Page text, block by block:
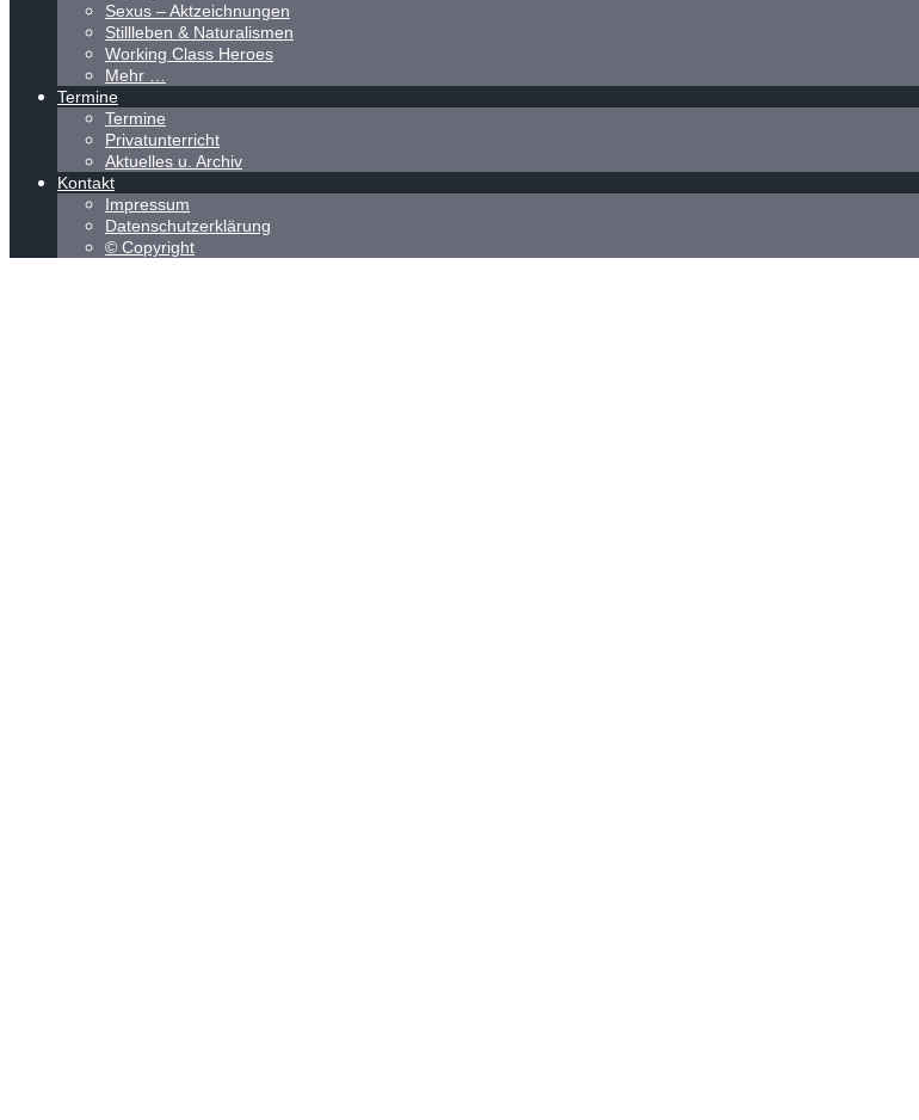
Sexus – Aktzeichnungen
Stillleben & Naturalismen
Working Class Heroes
Mehr …
Termine
Termine
Privatunterricht
Aktuelles u. Archiv
Kontakt
Impressum
Datenschutzerklärung
© Copyright